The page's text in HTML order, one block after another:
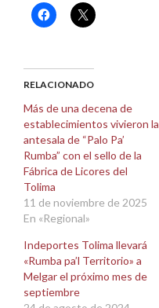
Haz
clic
abre
una
ventana
nueva)
Haz
clic
abre
una
ventana
nueva)
RELACIONADO
Más de una decena de
establecimientos vivieron la
antesala de “Palo Pa’
Rumba” con el sello de la
Fábrica de Licores del
Tolima
11 de noviembre de 2025
En «Regional»
Indeportes Tolima llevará
«Rumba pa’l Territorio» a
Melgar el próximo mes de
septiembre